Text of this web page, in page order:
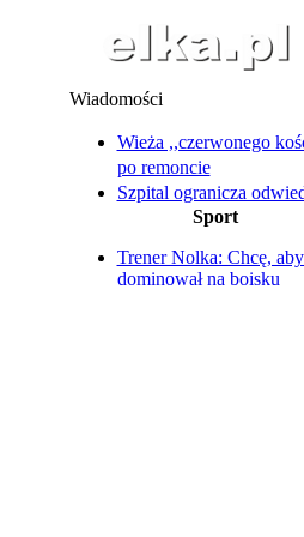
Wiadomości
Wieża ,,czerwonego
po remoncie
Szpital ogranicza
oddziale ortopedycznym
płocie i domowniku
Sport
Trener Nolka: Chcę, aby
dominował na boisku